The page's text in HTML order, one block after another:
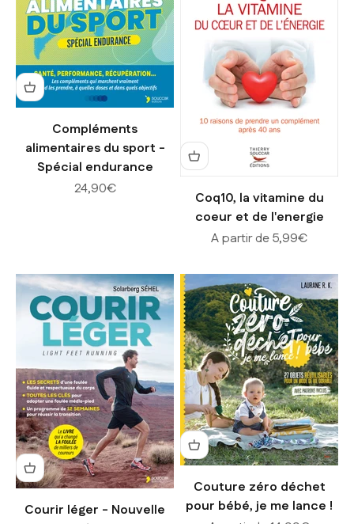
Compléments
alimentaires du sport -
Spécial endurance
Prix de vente
24,90€
Coq10, la vitamine du
coeur et de l'energie
Prix de vente
A partir de 5,99€
Courir léger - Nouvelle
Couture zéro déchet
pour bébé, je me lance !